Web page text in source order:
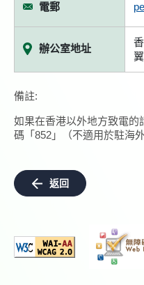
電郵
辦公室地址
備註:
如果在香港以外地方致電的
碼「852」（不適用於駐海
返回